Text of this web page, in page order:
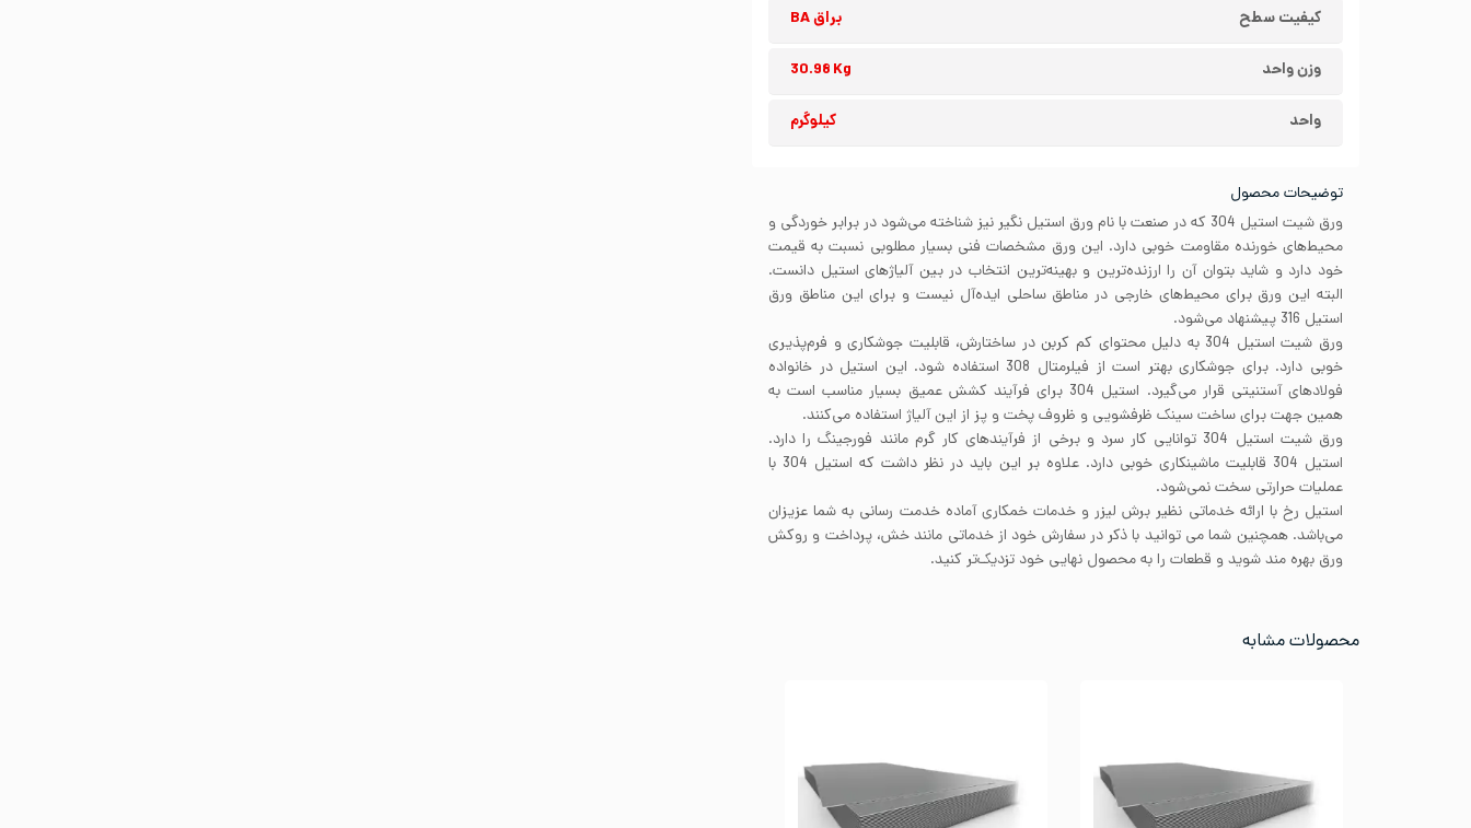
کیفیت سطح براق BA
وزن واحد 30.98 Kg
واحد کیلوگرم
توضیحات محصول
ورق شیت استیل 304 که در صنعت با نام ورق استیل نگیر نیز شناخته می‌شود در برابر خوردگی و
محیط‌های خورنده مقاومت خوبی دارد. این ورق مشخصات فنی بسیار مطلوبی نسبت به قیمت
خود دارد و شاید بتوان آن را ارزنده‌ترین و بهینه‌ترین انتخاب در بین آلیاژهای استیل دانست.
البته این ورق برای محیط‌های خارجی در مناطق ساحلی ایده‌آل نیست و برای این مناطق ورق
استیل 316 پیشنهاد می‌شود.
ورق شیت استیل 304 به دلیل محتوای کم کربن در ساختارش، قابلیت جوشکاری و فرم‌پذیری
خوبی دارد. برای جوشکاری بهتر است از فیلرمتال 308 استفاده شود. این استیل در خانواده
فولادهای آستنیتی قرار می‌گیرد. استیل 304 برای فرآیند کشش عمیق بسیار مناسب است به
همین جهت برای ساخت سینک ظرفشویی و ظروف پخت و پز از این آلیاژ استفاده می‌کنند.
ورق شیت استیل 304 توانایی کار سرد و برخی از فرآیندهای کار گرم مانند فورجینگ را دارد.
استیل 304 قابلیت ماشینکاری خوبی دارد. علاوه بر این باید در نظر داشت که استیل 304 با
عملیات حرارتی سخت نمی‌شود.
استیل رخ با ارائه خدماتی نظیر برش لیزر و خدمات خمکاری آماده خدمت رسانی به شما عزیزان
می‌باشد. همچنین شما می توانید با ذکر در سفارش خود از خدماتی مانند خش، پرداخت و روکش
ورق بهره مند شوید و قطعات را به محصول نهایی خود تزدیک‌تر کنید.
محصولات مشابه